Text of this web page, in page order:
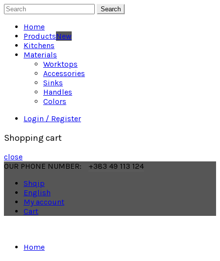
Search
Home
ProductsNew
Kitchens
Materials
Worktops
Accessories
Sinks
Handles
Colors
Login / Register
Shopping cart
close
OUR PHONE NUMBER:
+383 49 113 124
Shqip
English
My account
Cart
Home